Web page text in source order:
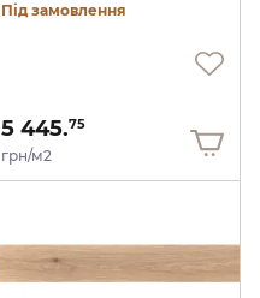
Під замовлення
5 445.75
грн/м2